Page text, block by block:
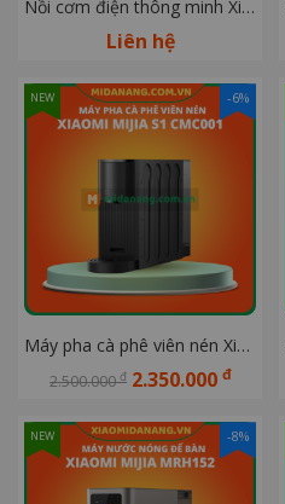
Nồi cơm điện thông minh Xiaomi Mijia IH P1 3L
Liên hệ
Máy pha cà phê viên nén Xiaomi Mijia S1 CMC001
2.500.000đ 2.350.000 đ
-6%
NEW
-8%
NEW